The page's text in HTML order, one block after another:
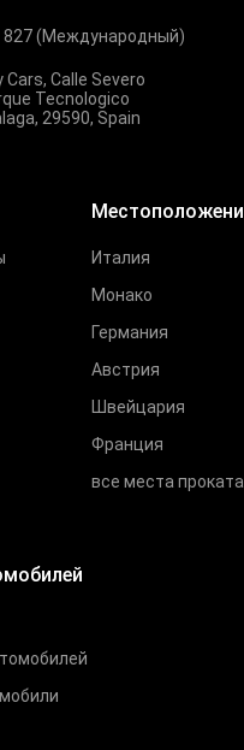
827 (Международный)
Cars, Calle Severo
Tecnologico
29590, Spain
Италия
Монако
Германия
Австрия
Швейцария
Франция
все места проката